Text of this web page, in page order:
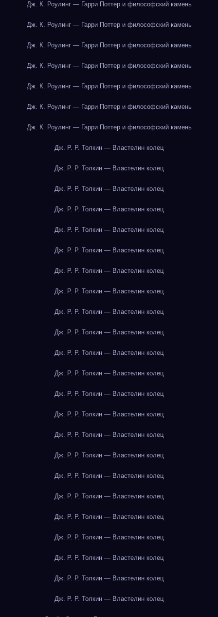
Дж. К. Роулинг — Гарри Поттер и философский камень
Дж. К. Роулинг — Гарри Поттер и философский камень
Дж. К. Роулинг — Гарри Поттер и философский камень
Дж. К. Роулинг — Гарри Поттер и философский камень
Дж. К. Роулинг — Гарри Поттер и философский камень
Дж. К. Роулинг — Гарри Поттер и философский камень
Дж. К. Роулинг — Гарри Поттер и философский камень
Дж. Р. Р. Толкин — Властелин колец
Дж. Р. Р. Толкин — Властелин колец
Дж. Р. Р. Толкин — Властелин колец
Дж. Р. Р. Толкин — Властелин колец
Дж. Р. Р. Толкин — Властелин колец
Дж. Р. Р. Толкин — Властелин колец
Дж. Р. Р. Толкин — Властелин колец
Дж. Р. Р. Толкин — Властелин колец
Дж. Р. Р. Толкин — Властелин колец
Дж. Р. Р. Толкин — Властелин колец
Дж. Р. Р. Толкин — Властелин колец
Дж. Р. Р. Толкин — Властелин колец
Дж. Р. Р. Толкин — Властелин колец
Дж. Р. Р. Толкин — Властелин колец
Дж. Р. Р. Толкин — Властелин колец
Дж. Р. Р. Толкин — Властелин колец
Дж. Р. Р. Толкин — Властелин колец
Дж. Р. Р. Толкин — Властелин колец
Дж. Р. Р. Толкин — Властелин колец
Дж. Р. Р. Толкин — Властелин колец
Дж. Р. Р. Толкин — Властелин колец
Дж. Р. Р. Толкин — Властелин колец
Дж. Р. Р. Толкин — Властелин колец